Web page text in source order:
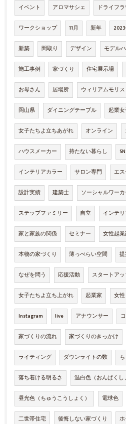
イベント アロマサシェ ドライフ
ワークショップ 11月 新年
新築 間取り デザイン モデル
施工事例 家づくり 住宅展示場
お母さん 居場所 ウィリアムモリス
岡山県 ダイニングテーブル 起業
女子たちよ立ちあがれ オンライン
ハウスメーカー 持たない暮らし
インテリアカラー サロン専門 エ
設計実績 建築士 ソーシャルワー
ステップファミリー 自立 インテ
家と家族の関係 セミナー 女性起
本物の家づくり 薄っぺらい空間
なぜを問う 応援活動 スタートア
女子たちよ立ち上がれ 起業家 女性
Instagram live アナウンサー
家づくりの流れ 家づくりのきっかけ
ライティング ダウンライトの数
落ち着ける明るさ 温白色（おんぱくし
昼光色（ちゅうこうしょく） 電球色
二世帯住宅 後悔しない家づくり